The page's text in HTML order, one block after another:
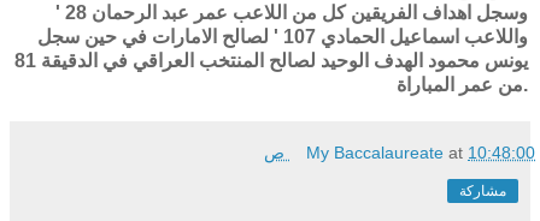
وسجل اهداف الفريقين كل من اللاعب عمر عبد الرحمان 28 '
واللاعب اسماعيل الحمادي 107 ' لصالح الامارات في حين سجل
يونس محمود الهدف الوحيد لصالح المنتخب العراقي في الدقيقة 81
من عمر المباراة.
My Baccalaureateat 10:48:00 ص
مشاركة